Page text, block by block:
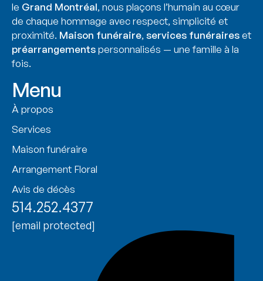
le Grand Montréal, nous plaçons l’humain au cœur
de chaque hommage avec respect, simplicité et
proximité. Maison funéraire,services funéraireset
préarrangementspersonnalisés — une famille à la
fois.
Menu
À propos
Services
Maison funéraire
Arrangement Floral
Avis de décès
514.252.4377
[email protected]